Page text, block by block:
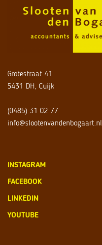
Grotestraat 41
5431 DH, Cuijk
(0485) 31 02 77
info@slootenvandenbogaart.nl
INSTAGRAM
FACEBOOK
LINKEDIN
YOUTUBE